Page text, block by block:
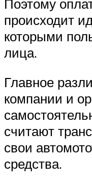
Поэтому
происходит
которыми
лица.
Главное
компании и
считают
свои
средства.